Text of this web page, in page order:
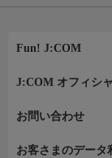
Fun! J:COM
J:COM オフィシ
お問い合わせ
お客さまのデータ